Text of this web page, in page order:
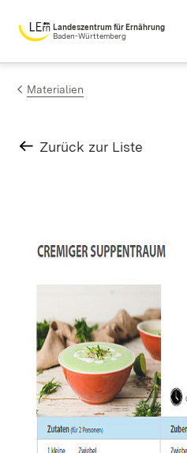
Zum Inhalt springen
Landeszentrum für Ernährung
Baden-Württemberg
Materialien
Zurück zur Liste